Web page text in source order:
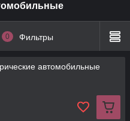
0 Фильтры
автомобильные